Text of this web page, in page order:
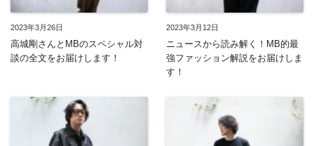
2023年3月26日
高城剛さんとMBのスペシャル対
談の全文をお届けします！
2023年3月12日
ニュースから読み解く！MB的最
強ファッション解説をお届けしま
す！